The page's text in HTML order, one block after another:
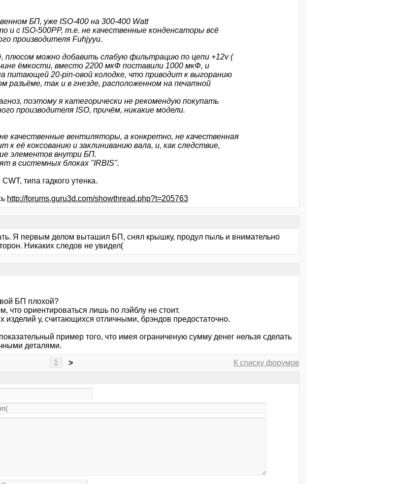
БП, уже ISO-400 на 300-400 Watt
и с ISO-500PP, т.е. не качественные конденсаторы всё
производителя Fuhjyyu.
плюсом можно добавить слабую фильтрацию по цепи +12v (
ёмкости, вместо 2200 мкФ поставили 1000 мкФ, и
питающей 20-pin-овой колодке, что приводит к выгоранию
разъёме, так и в гнезде, расположенном на печатной
поэтому я категорически не рекомендую покупать
производителя ISO, причём, никакие модели.
качественные вентиляторы, а конкретно, не качественная
к её коксованию и заклиниванию вала, и, как следствие,
элементов внутри БП.
в системных блоках "IRBIS".
типа гадкого утенка.
http://forums.guru3d.com/showthread.php?t=205763
Я первым делом выташил БП, снял крышку, продул пыль и внимательно
Никаких следов не увидел(
БП плохой?
что ориентироваться лишь по лэйблу не стоит.
изделий у, считающихся отличными, брэндов предостаточно.
пример того, что имея ограниченую сумму денег нельзя сделать
деталями.
1 >
К списку форумов